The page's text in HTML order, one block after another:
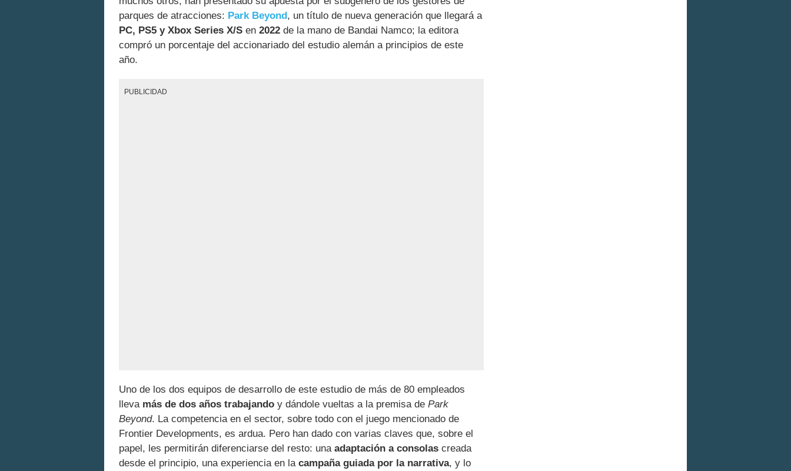
parques de atracciones: Park Beyond, un título de nueva generación que llegará a
PC, PS5 y Xbox Series X/S en 2022 de la mano de Bandai Namco; la editora
compró un porcentaje del accionariado del estudio alemán a principios de este
año.
PUBLICIDAD
Uno de los dos equipos de desarrollo de este estudio de más de 80 empleados
lleva más de dos años trabajando y dándole vueltas a la premisa de Park
Beyond. La competencia en el sector, sobre todo con el juego mencionado de
Frontier Developments, es ardua. Pero han dado con varias claves que, sobre el
papel, les permitirán diferenciarse del resto: una adaptación a consolas creada
desde el principio, una experiencia en la campaña guiada por la narrativa, y lo